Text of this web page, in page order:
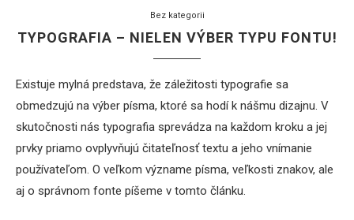
Bez kategorii
TYPOGRAFIA – NIELEN VÝBER TYPU FONTU!
Existuje mylná predstava, že záležitosti typografie sa
obmedzujú na výber písma, ktoré sa hodí k nášmu dizajnu. V
skutočnosti nás typografia sprevádza na každom kroku a jej
prvky priamo ovplyvňujú čitateľnosť textu a jeho vnímanie
používateľom. O veľkom význame písma, veľkosti znakov, ale
aj o správnom fonte píšeme v tomto článku.